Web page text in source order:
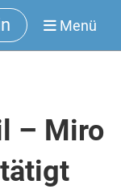
Menü
– Miro